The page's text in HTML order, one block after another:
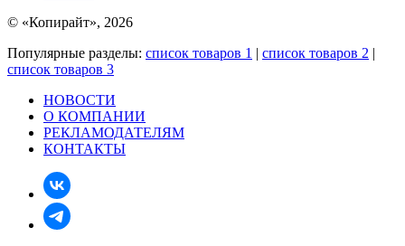
© «Копирайт», 2026
Популярные разделы: список товаров 1 | список товаров 2 |
список товаров 3
НОВОСТИ
О КОМПАНИИ
РЕКЛАМОДАТЕЛЯМ
КОНТАКТЫ